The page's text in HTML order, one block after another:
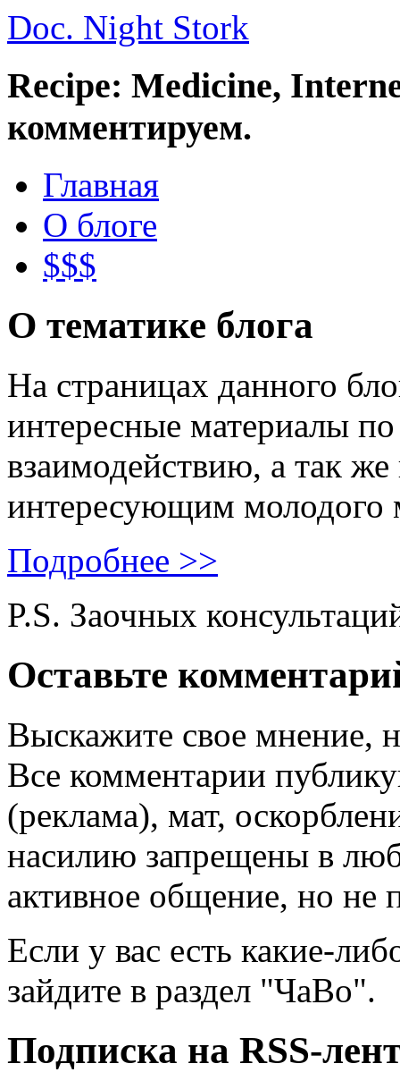
Doc. Night Stork
Recipe: Medicine,
комментируем.
Главная
О блоге
$$$
О тематике блога
На страницах данного
интересные материалы
взаимодействию, а так
интересующим молодого
Подробнее >>
P.S. Заочных
Оставьте
Выскажите свое мнение,
Все комментарии
(реклама), мат,
насилию запрещены в
активное общение, но не
Если у вас есть какие-
зайдите в раздел "ЧаВо".
Подписка на RSS-